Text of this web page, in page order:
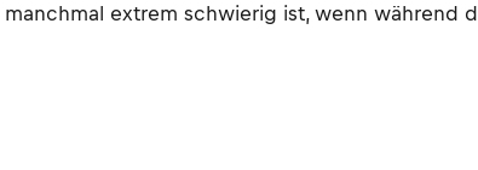
extrem schwierig ist, wenn während